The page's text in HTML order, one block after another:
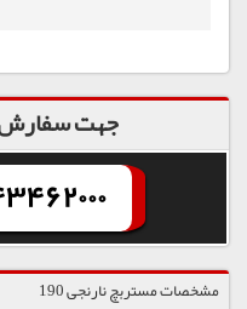
جهت سفارش
مشخصات مستربچ نارنجی 190